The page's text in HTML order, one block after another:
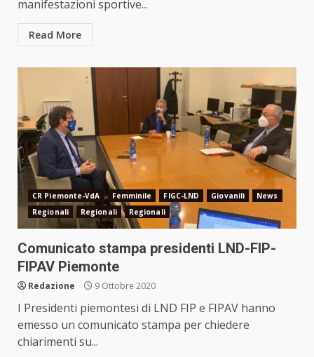
manifestazioni sportive...
Read More
CR Piemonte-VdA Femminile FIGC-LND Giovanili
News
Regionali
Regionali Regionali
Comunicato stampa presidenti LND-FIP-
FIPAV Piemonte
Redazione 9 Ottobre 2020
I Presidenti piemontesi di LND FIP e FIPAV hanno
emesso un comunicato stampa per chiedere
chiarimenti su...